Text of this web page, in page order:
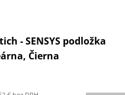
- SENSYS podložka
Čierna